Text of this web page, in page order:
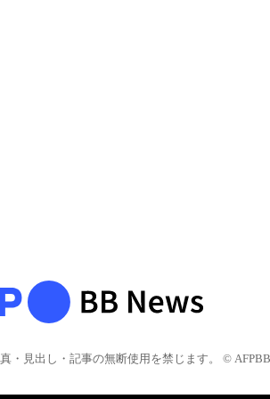
・見出し・記事の無断使用を禁じます。 © AFPBB